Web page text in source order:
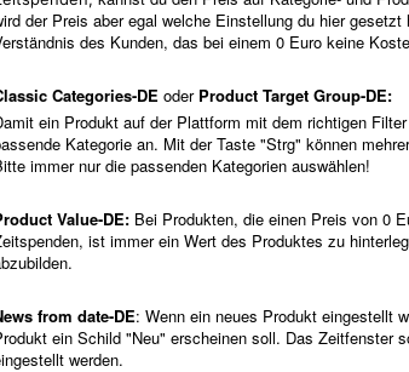
der Preis aber egal welche Einstellung du hier
des Kunden, das bei einem 0 Euro keine
Categories-DE oder Product Target Group-DE:
ein Produkt auf der Plattform mit dem richtigen
Kategorie an. Mit der Taste "Strg" können
immer nur die passenden Kategorien auswählen!
Value-DE: Bei Produkten, die einen Preis von 0
ist immer ein Wert des Produktes zu
from date-DE: Wenn ein neues Produkt eingestellt
ein Schild "Neu" erscheinen soll. Das Zeitfenster
werden.